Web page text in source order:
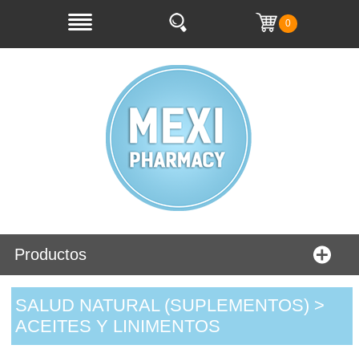
0
Productos
SALUD NATURAL (SUPLEMENTOS) >
ACEITES Y LINIMENTOS